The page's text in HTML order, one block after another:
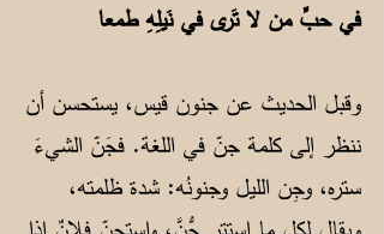
في حبِّ من لا تَرى في نَيلِهِ طمعا
وقبل الحديث عن جنون قيس، يستحسن أن
ننظر إلى كلمة جنّ في اللغة. فجَنّ الشيءَ
ستره، وجِن الليل وجنونُه: شدة ظلمته،